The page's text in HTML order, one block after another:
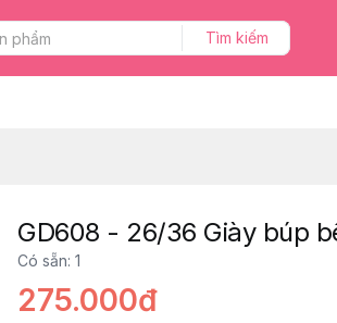
Tìm kiếm
GD608 - 26/36 Giày búp
Có sẵn: 1
275.000đ